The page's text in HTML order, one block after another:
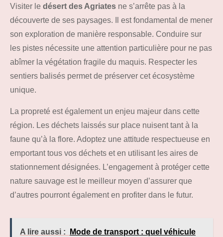
Visiter le désert des Agriates ne s’arrête pas à la
découverte de ses paysages. Il est fondamental de mener
son exploration de manière responsable. Conduire sur
les pistes nécessite une attention particulière pour ne pas
abîmer la végétation fragile du maquis. Respecter les
sentiers balisés permet de préserver cet écosystème
unique.
La propreté est également un enjeu majeur dans cette
région. Les déchets laissés sur place nuisent tant à la
faune qu’à la flore. Adoptez une attitude respectueuse en
emportant tous vos déchets et en utilisant les aires de
stationnement désignées. L’engagement à protéger cette
nature sauvage est le meilleur moyen d’assurer que
d’autres pourront également en profiter dans le futur.
A lire aussi :
Mode de transport : quel véhicule